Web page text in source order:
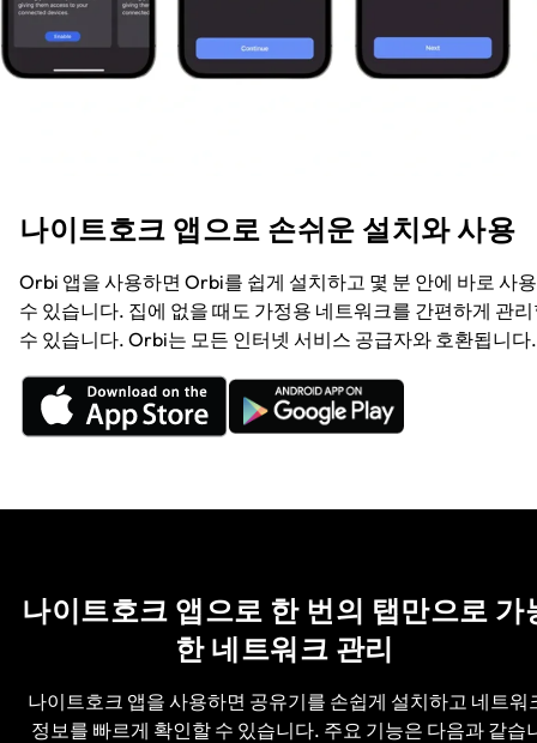
나이트호크 앱으로 손쉬운 설치와 사용
Orbi 앱을 사용하면 Orbi를 쉽게 설치하고 몇 분 안에 바로 사
수 있습니다. 집에 없을 때도 가정용 네트워크를 간편하게 관
수 있습니다. Orbi는 모든 인터넷 서비스 공급자와 호환됩니다.
나이트호크 앱으로 한 번의 탭만으로 가
한 네트워크 관리
나이트호크 앱을 사용하면 공유기를 손쉽게 설치하고 네트워
정보를 빠르게 확인할 수 있습니다. 주요 기능은 다음과 같습